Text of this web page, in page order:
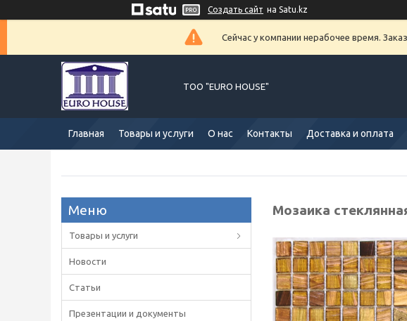
Создать сайт на Satu.kz
Сейчас у компании нерабочее время.
ТОО "EURO HOUSE"
Главная Товары и услуги О нас Контакты Доставка и оплата
Мозаика
Товары и услуги
Новости
Статьи
Презентации и документы